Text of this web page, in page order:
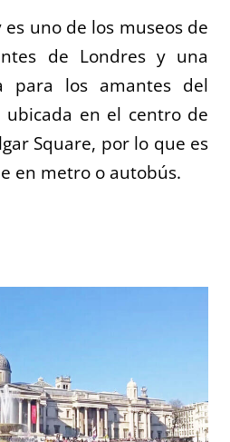
uno de los museos de
de Londres y una
para los amantes del
ubicada en el centro de
Square, por lo que es
en metro o autobús.